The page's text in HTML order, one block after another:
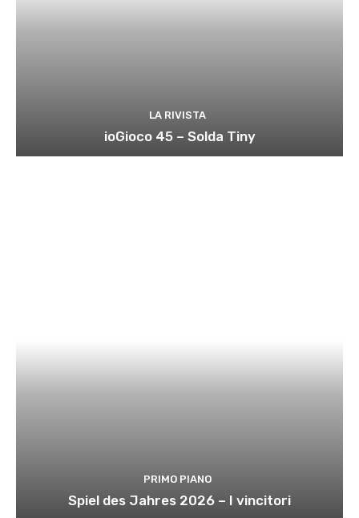
LA RIVISTA
ioGioco 45 – Solda Tiny
PRIMO PIANO
Spiel des Jahres 2026 – I vincitori